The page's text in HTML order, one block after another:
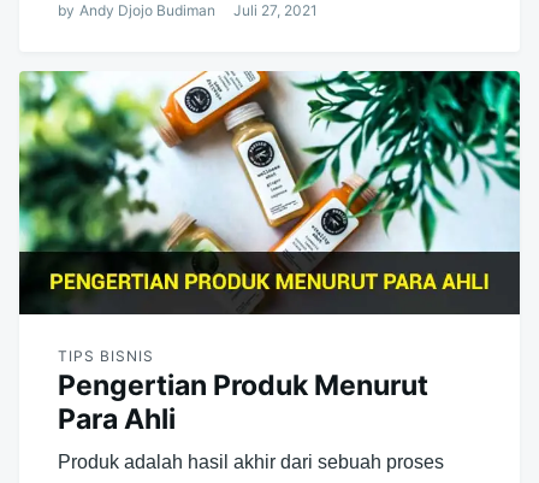
by Andy Djojo Budiman Juli 27, 2021
TIPS BISNIS
Pengertian Produk Menurut
Para Ahli
Produk adalah hasil akhir dari sebuah proses